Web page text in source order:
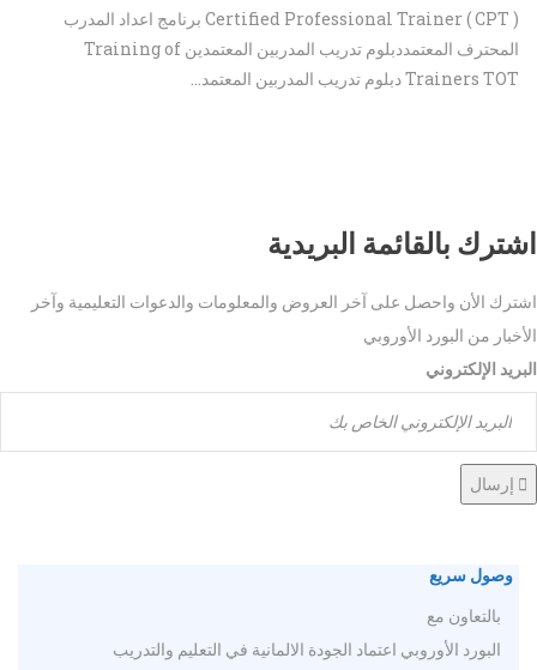
Certified Professional Trainer ( CPT ) برنامج اعداد المدرب
المحترف المعتمددبلوم تدريب المدربين المعتمدين Training of
Trainers TOT دبلوم تدريب المدربين المعتمد...
اشترك بالقائمة البريدية
اشترك الأن واحصل على آخر العروض والمعلومات والدعوات التعليمية وآخر
الأخبار من البورد الأوروبي
البريد الإلكتروني
إرسال
وصول سريع
بالتعاون مع
البورد الأوروبي اعتماد الجودة الالمانية في التعليم والتدريب